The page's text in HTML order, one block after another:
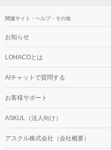
関連サイト・ヘルプ・その他
お知らせ
LOHACOとは
AIチャットで質問する
お客様サポート
ASKUL（法人向け）
アスクル株式会社（会社概要）